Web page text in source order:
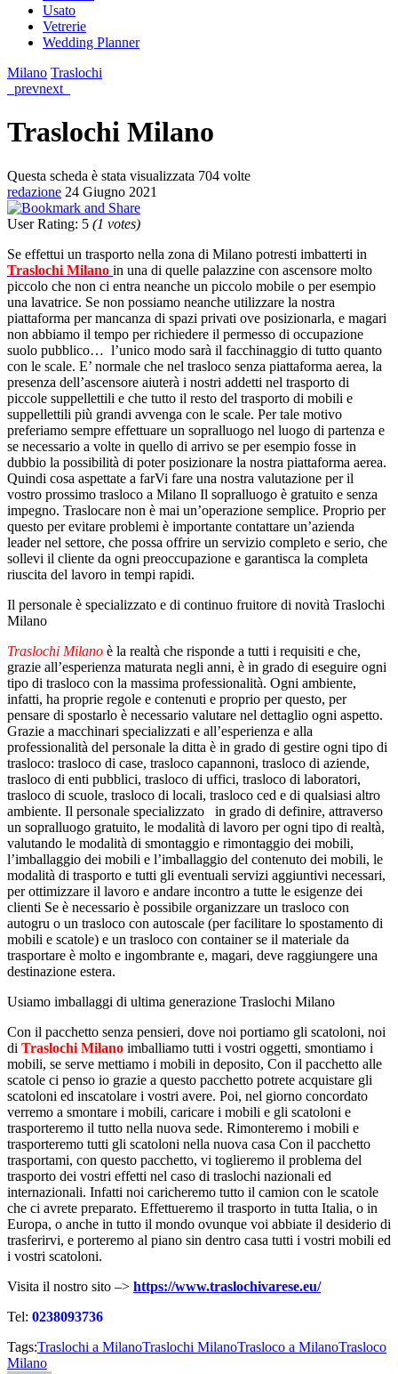
Usato
Vetrerie
Wedding Planner
Milano Traslochi
prevnext
Traslochi Milano
Questa scheda è stata visualizzata 704 volte
redazione 24 Giugno 2021
User Rating: 5 (1 votes)
Se effettui un trasporto nella zona di Milano potresti imbatterti in
Traslochi Milano in una di quelle palazzine con ascensore molto
piccolo che non ci entra neanche un piccolo mobile o per esempio
una lavatrice. Se non possiamo neanche utilizzare la nostra
piattaforma per mancanza di spazi privati ove posizionarla, e magari
non abbiamo il tempo per richiedere il permesso di occupazione
suolo pubblico… l’unico modo sarà il facchinaggio di tutto quanto
con le scale. E’ normale che nel trasloco senza piattaforma aerea, la
presenza dell’ascensore aiuterà i nostri addetti nel trasporto di
piccole suppellettili e che tutto il resto del trasporto di mobili e
suppellettili più grandi avvenga con le scale. Per tale motivo
preferiamo sempre effettuare un sopralluogo nel luogo di partenza e
se necessario a volte in quello di arrivo se per esempio fosse in
dubbio la possibilità di poter posizionare la nostra piattaforma aerea.
Quindi cosa aspettate a farVi fare una nostra valutazione per il
vostro prossimo trasloco a Milano Il sopralluogo è gratuito e senza
impegno. Traslocare non è mai un’operazione semplice. Proprio per
questo per evitare problemi è importante contattare un’azienda
leader nel settore, che possa offrire un servizio completo e serio, che
sollevi il cliente da ogni preoccupazione e garantisca la completa
riuscita del lavoro in tempi rapidi.
Il personale è specializzato e di continuo fruitore di novità Traslochi
Milano
Traslochi Milano è la realtà che risponde a tutti i requisiti e che,
grazie all’esperienza maturata negli anni, è in grado di eseguire ogni
tipo di trasloco con la massima professionalità. Ogni ambiente,
infatti, ha proprie regole e contenuti e proprio per questo, per
pensare di spostarlo è necessario valutare nel dettaglio ogni aspetto.
Grazie a macchinari specializzati e all’esperienza e alla
professionalità del personale la ditta è in grado di gestire ogni tipo di
trasloco: trasloco di case, trasloco capannoni, trasloco di aziende,
trasloco di enti pubblici, trasloco di uffici, trasloco di laboratori,
trasloco di scuole, trasloco di locali, trasloco ced e di qualsiasi altro
ambiente. Il personale specializzato in grado di definire, attraverso
un sopralluogo gratuito, le modalità di lavoro per ogni tipo di realtà,
valutando le modalità di smontaggio e rimontaggio dei mobili,
l’imballaggio dei mobili e l’imballaggio del contenuto dei mobili, le
modalità di trasporto e tutti gli eventuali servizi aggiuntivi necessari,
per ottimizzare il lavoro e andare incontro a tutte le esigenze dei
clienti Se è necessario è possibile organizzare un trasloco con
autogru o un trasloco con autoscale (per facilitare lo spostamento di
mobili e scatole) e un trasloco con container se il materiale da
trasportare è molto e ingombrante e, magari, deve raggiungere una
destinazione estera.
Usiamo imballaggi di ultima generazione Traslochi Milano
Con il pacchetto senza pensieri, dove noi portiamo gli scatoloni, noi
di Traslochi Milano imballiamo tutti i vostri oggetti, smontiamo i
mobili, se serve mettiamo i mobili in deposito, Con il pacchetto alle
scatole ci penso io grazie a questo pacchetto potrete acquistare gli
scatoloni ed inscatolare i vostri avere. Poi, nel giorno concordato
verremo a smontare i mobili, caricare i mobili e gli scatoloni e
trasporteremo il tutto nella nuova sede. Rimonteremo i mobili e
trasporteremo tutti gli scatoloni nella nuova casa Con il pacchetto
trasportami, con questo pacchetto, vi toglieremo il problema del
trasporto dei vostri effetti nel caso di traslochi nazionali ed
internazionali. Infatti noi caricheremo tutto il camion con le scatole
che ci avrete preparato. Effettueremo il trasporto in tutta Italia, o in
Europa, o anche in tutto il mondo ovunque voi abbiate il desiderio di
trasferirvi, e porteremo al piano sin dentro casa tutti i vostri mobili ed
i vostri scatoloni.
Visita il nostro sito –> https://www.traslochivarese.eu/
Tel: 0238093736
Tags:Traslochi a MilanoTraslochi MilanoTrasloco a MilanoTrasloco
Milano